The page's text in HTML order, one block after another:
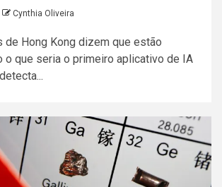
Cynthia Oliveira
de Hong Kong dizem que estão
o que seria o primeiro aplicativo de IA